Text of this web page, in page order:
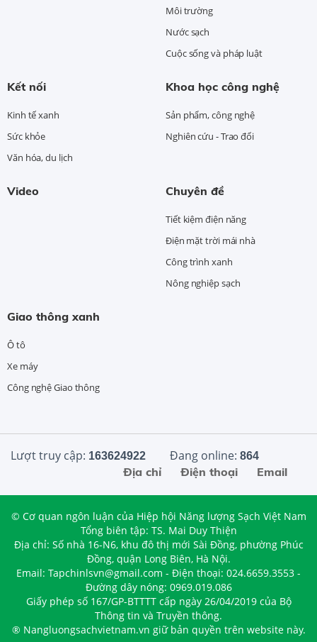
Môi trường
Nước sạch
Cuộc sống và pháp luật
Kết nối
Kinh tế xanh
Sức khỏe
Văn hóa, du lịch
Khoa học công nghệ
Sản phẩm, công nghệ
Nghiên cứu - Trao đổi
Video Chuyên đề
Tiết kiệm điện năng
Điện mặt trời mái nhà
Công trình xanh
Nông nghiệp sạch
Giao thông xanh
Ô tô
Xe máy
Công nghệ Giao thông
Lượt truy cập: 163624922 Đang online: 864
Email
Điện thoại
Địa chỉ
© Cơ quan ngôn luận của Hiệp hội Năng lượng Sạch Việt Nam
Tổng biên tập: TS. Mai Duy Thiện
Địa chỉ: Số nhà 16-N6, khu đô thị mới Sài Đồng, phường Phúc
Đồng, quận Long Biên, Hà Nội.
Email: Tapchinlsvn@gmail.com - Điện thoại: 024.6659.3553 -
Đường dây nóng: 0969.019.086
Giấy phép số 167/GP-BTTTT cấp ngày 26/04/2019 của Bộ
Thông tin và Truyền thông.
® Nangluongsachvietnam.vn giữ bản quyền trên website này.